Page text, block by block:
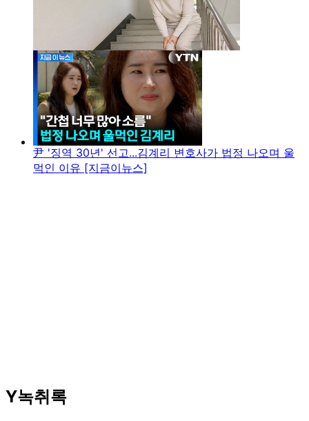
尹 '징역 30년' 선고...김계리 변호사가 법정 나오며 울
먹인 이유 [지금이뉴스]
Y녹취록